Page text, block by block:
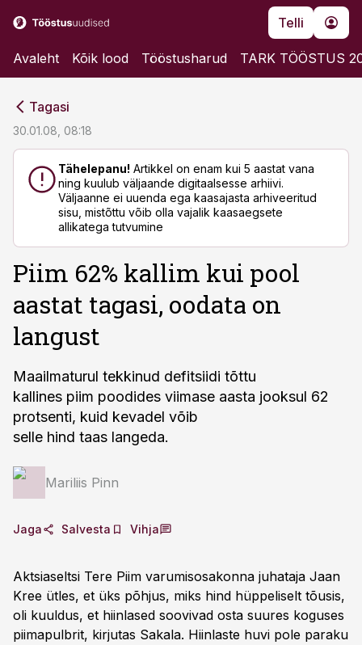
Telli
Avaleht Kõik lood Tööstusharud TARK TÖÖSTUS
Tagasi
30.01.08, 08:18
Tähelepanu! Artikkel on enam kui 5 aastat vana
ning kuulub väljaande digitaalsesse arhiivi.
Väljaanne ei uuenda ega kaasajasta arhiveeritud
sisu, mistõttu võib olla vajalik kaasaegsete
allikatega tutvumine
Piim 62% kallim kui pool
aastat tagasi, oodata on
langust
Maailmaturul tekkinud defitsiidi tõttu
kallines piim poodides viimase aasta jooksul 62
protsenti, kuid kevadel võib
selle hind taas langeda.
Mariliis Pinn
Jaga Salvesta Vihja
Aktsiaseltsi Tere Piim varumisosakonna juhataja Jaan
Kree ütles, et üks põhjus, miks hind hüppeliselt tõusis,
oli kuuldus, et hiinlased soovivad osta suures koguses
piimapulbrit, kirjutas Sakala. Hiinlaste huvi pole paraku